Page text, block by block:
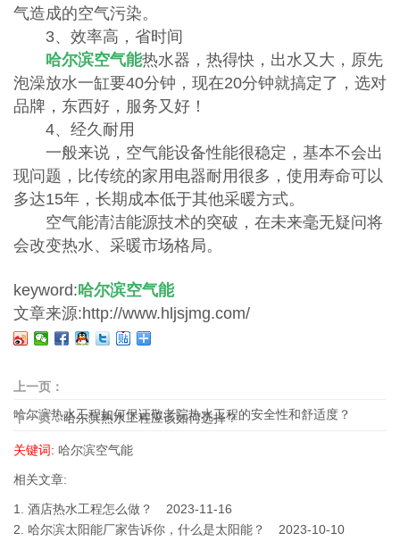
气造成的空气污染。
3、效率高，省时间
哈尔滨空气能热水器，热得快，出水又大，原先
泡澡放水一缸要40分钟，现在20分钟就搞定了，选对
品牌，东西好，服务又好！
4、经久耐用
一般来说，空气能设备性能很稳定，基本不会出
现问题，比传统的家用电器耐用很多，使用寿命可以
多达15年，长期成本低于其他采暖方式。
空气能清洁能源技术的突破，在未来毫无疑问将
会改变热水、采暖市场格局。
keyword:哈尔滨空气能
文章来源:http://www.hljsjmg.com/
上一页：
哈尔滨热水工程如何保证敬老院热水工程的安全性和舒适度？
下一页：哈尔滨热水工程应该如何选择？
关键词: 哈尔滨空气能
相关文章:
1. 酒店热水工程怎么做？
2023-11-16
2. 哈尔滨太阳能厂家告诉你，什么是太阳能？
2023-10-10